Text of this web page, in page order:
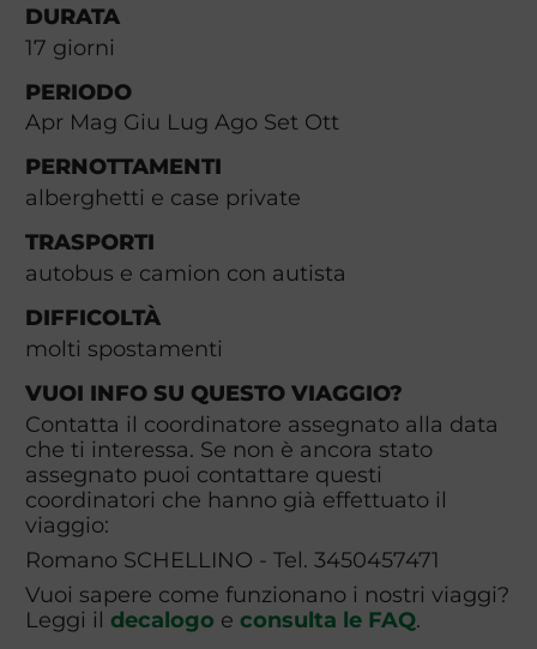
DURATA
17 giorni
PERIODO
Apr Mag Giu Lug Ago Set Ott
PERNOTTAMENTI
alberghetti e case private
TRASPORTI
autobus e camion con autista
DIFFICOLTÀ
molti spostamenti
VUOI INFO SU QUESTO VIAGGIO?
Contatta il coordinatore assegnato alla data
che ti interessa. Se non è ancora stato
assegnato puoi contattare questi
coordinatori che hanno già effettuato il
viaggio:
Romano SCHELLINO - Tel. 3450457471
Vuoi sapere come funzionano i nostri viaggi?
Leggi il decalogo e consulta le FAQ.